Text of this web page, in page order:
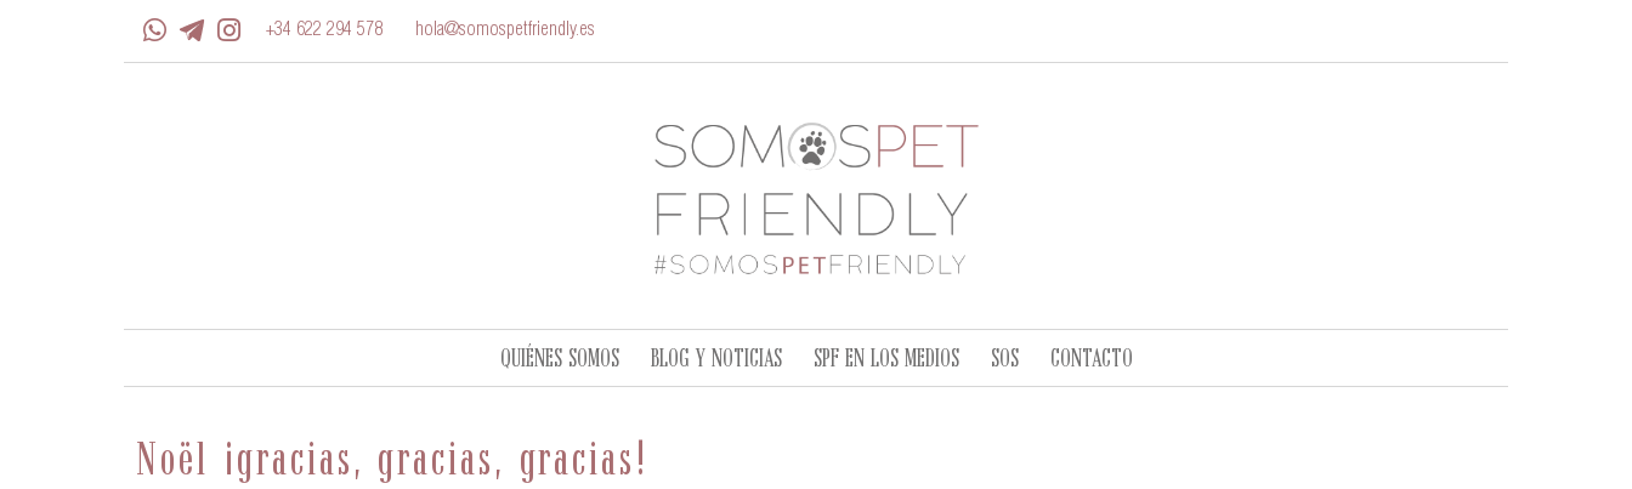
+34 622 294 578 hola@somospetfriendly.es
QUIÉNES SOMOS BLOG Y NOTICIAS SPF EN LOS MEDIOS SOS CONTACTO
Noël ¡gracias, gracias, gracias!